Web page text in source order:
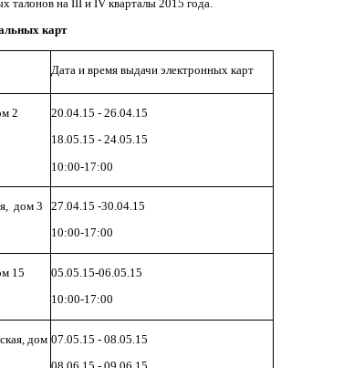
на III и IV кварталы 2015 года.
карт
Дата и время выдачи электронных карт
2
20.04.15 - 26.04.15
18.05.15 - 24.05.15
10:00-17:00
дом 3
27.04.15 -30.04.15
10:00-17:00
15
05.05.15-06.05.15
10:00-17:00
дом 07.05.15 - 08.05.15